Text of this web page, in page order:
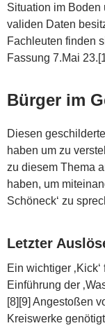
Situation im Boden
validen Daten
Fachleuten finden
Fassung 7.Mai
Bürger im
Diesen
haben um zu
zu diesem Thema
haben, um
Schöneck‘ zu
Letzter
Ein wichtiger
Einführung der
[8][9] Angestoßen
Kreiswerke